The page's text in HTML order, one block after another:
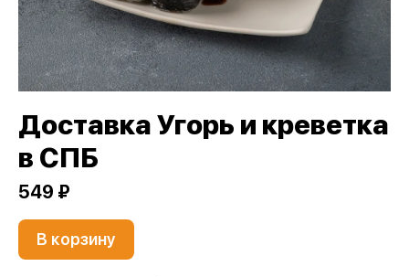
Доставка Угорь и креветка
в СПБ
549 ₽
В корзину